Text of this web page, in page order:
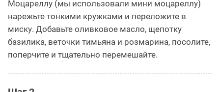
Моцареллу (мы использовали мини моцареллу)
нарежьте тонкими кружками и переложите в
миску. Добавьте оливковое масло, щепотку
базилика, веточки тимьяна и розмарина, посолите,
поперчите и тщательно перемешайте.